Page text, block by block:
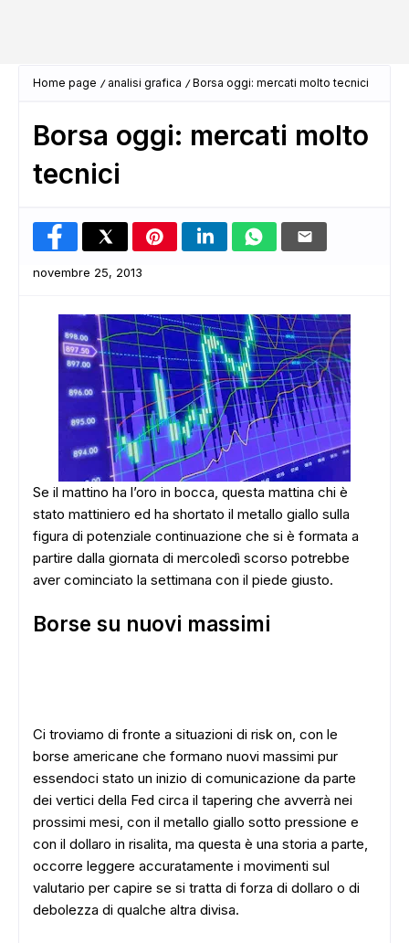
Home page analisi grafica Borsa oggi: mercati molto tecnici
Borsa oggi: mercati molto
tecnici
novembre 25, 2013
Se il mattino ha l’oro in bocca, questa mattina chi è
stato mattiniero ed ha shortato il metallo giallo sulla
figura di potenziale continuazione che si è formata a
partire dalla giornata di mercoledì scorso potrebbe
aver cominciato la settimana con il piede giusto.
Borse su nuovi massimi
Ci troviamo di fronte a situazioni di risk on, con le
borse americane che formano nuovi massimi pur
essendoci stato un inizio di comunicazione da parte
dei vertici della Fed circa il tapering che avverrà nei
prossimi mesi, con il metallo giallo sotto pressione e
con il dollaro in risalita, ma questa è una storia a parte,
occorre leggere accuratamente i movimenti sul
valutario per capire se si tratta di forza di dollaro o di
debolezza di qualche altra divisa.